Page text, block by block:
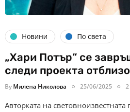
Новини По света
„Хари Потър“ се
следи проекта отблизо
By Милена Николова 25/06/2025
Авторката на